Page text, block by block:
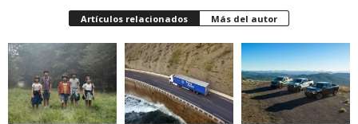
Artículos relacionados Más del autor